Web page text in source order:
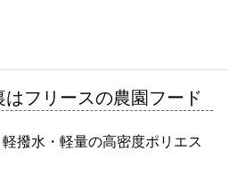
フリースの農園フード
撥水・軽量の高密度ポリエス